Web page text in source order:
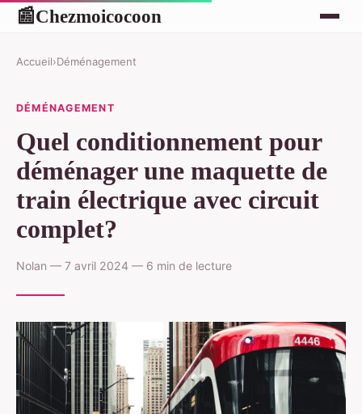
📰Chezmoicocoon
Accueil›Déménagement
DÉMÉNAGEMENT
Quel conditionnement pour
déménager une maquette de
train électrique avec circuit
complet?
Nolan — 7 avril 2024 — 6 min de lecture